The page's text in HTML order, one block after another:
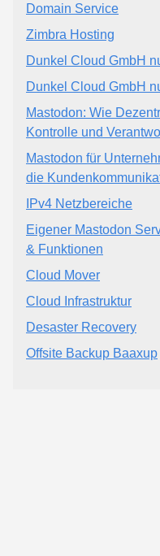
Domain Service
Zimbra Hosting
Dunkel Cloud GmbH
Dunkel Cloud GmbH
Mastodon: Wie
Kontrolle und
Mastodon für
die
IPv4 Netzbereiche
Eigener Mastodon
& Funktionen
Cloud Mover
Cloud Infrastruktur
Desaster Recovery
Offsite Backup Baaxup